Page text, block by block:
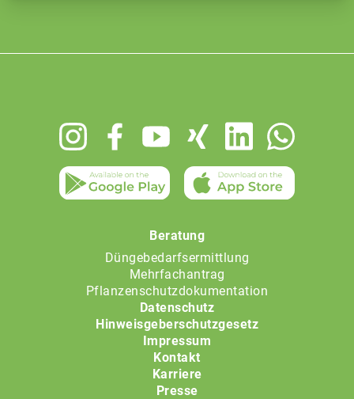
Beratung
Düngebedarfsermittlung
Mehrfachantrag
Pflanzenschutzdokumentation
Datenschutz
Hinweisgeberschutzgesetz
Impressum
Kontakt
Karriere
Presse